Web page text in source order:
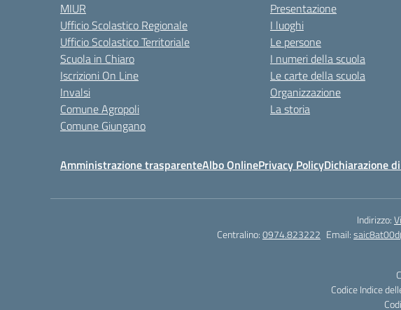
MIUR
Ufficio Scolastico Regionale
Ufficio Scolastico Territoriale
Scuola in Chiaro
Iscrizioni On Line
Invalsi
Comune Agropoli
Comune Giungano
Presentazione
I luoghi
Le persone
I numeri della scuola
Le carte della scuola
Organizzazione
La storia
Amministrazione trasparenteAlbo OnlinePrivacy PolicyDichiarazione
Indirizzo:
Centralino:0974.823222 Email:
Codice Indice